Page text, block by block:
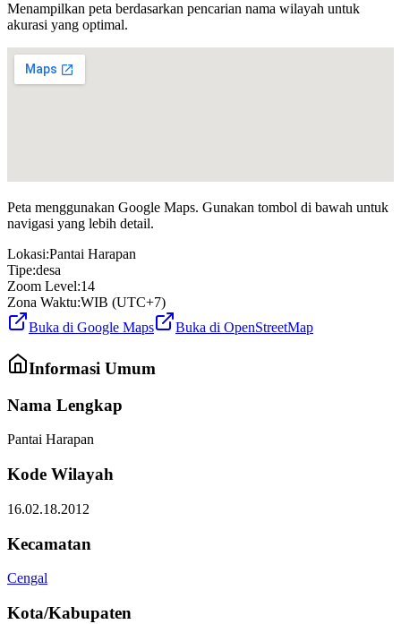
Menampilkan peta berdasarkan pencarian nama wilayah untuk
akurasi yang optimal.
Peta menggunakan Google Maps. Gunakan tombol di bawah untuk
navigasi yang lebih detail.
Lokasi:Pantai Harapan
Tipe:desa
Zoom Level:14
Zona Waktu:WIB (UTC+7)
Buka di Google Maps
Buka di OpenStreetMap
Informasi Umum
Nama Lengkap
Pantai Harapan
Kode Wilayah
16.02.18.2012
Kecamatan
Cengal
Kota/Kabupaten